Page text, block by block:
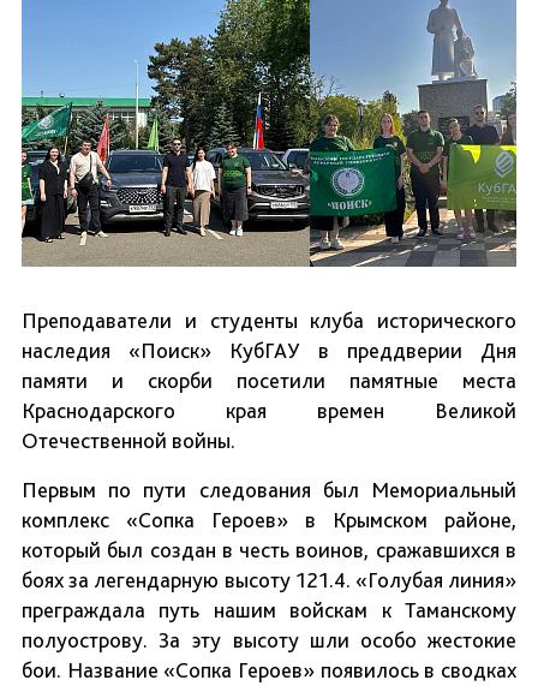
Преподаватели и студенты клуба исторического
наследия «Поиск» КубГАУ в преддверии Дня
памяти и скорби посетили памятные места
Краснодарского края времен Великой
Отечественной войны.
Первым по пути следования был Мемориальный
комплекс «Сопка Героев» в Крымском районе,
который был создан в честь воинов, сражавшихся в
боях за легендарную высоту 121.4. «Голубая линия»
преграждала путь нашим войскам к Таманскому
полуострову. За эту высоту шли особо жестокие
бои. Название «Сопка Героев» появилось в сводках